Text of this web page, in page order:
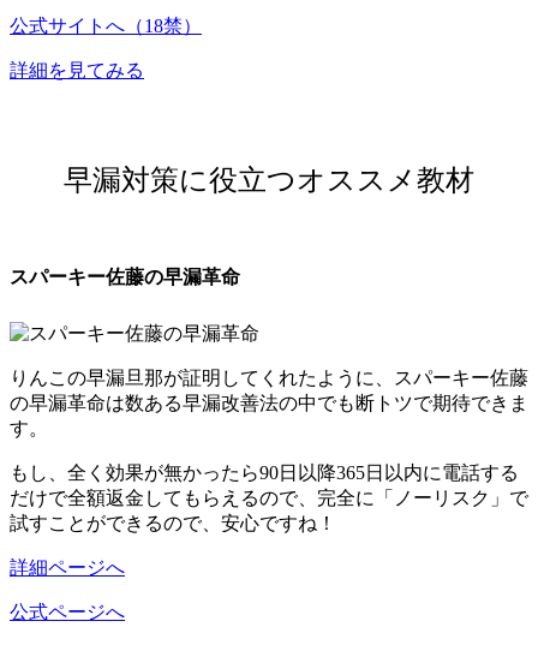
公式サイトへ（18禁）
詳細を見てみる
早漏対策に役立つオススメ教材
スパーキー佐藤の早漏革命
りんこの早漏旦那が証明してくれたように、スパーキー佐藤
の早漏革命は数ある早漏改善法の中でも断トツで期待できま
す。
もし、全く効果が無かったら90日以降365日以内に電話する
だけで全額返金してもらえるので、 完全に「ノーリスク」で
試すことができるので、安心ですね！
詳細ページへ
公式ページへ